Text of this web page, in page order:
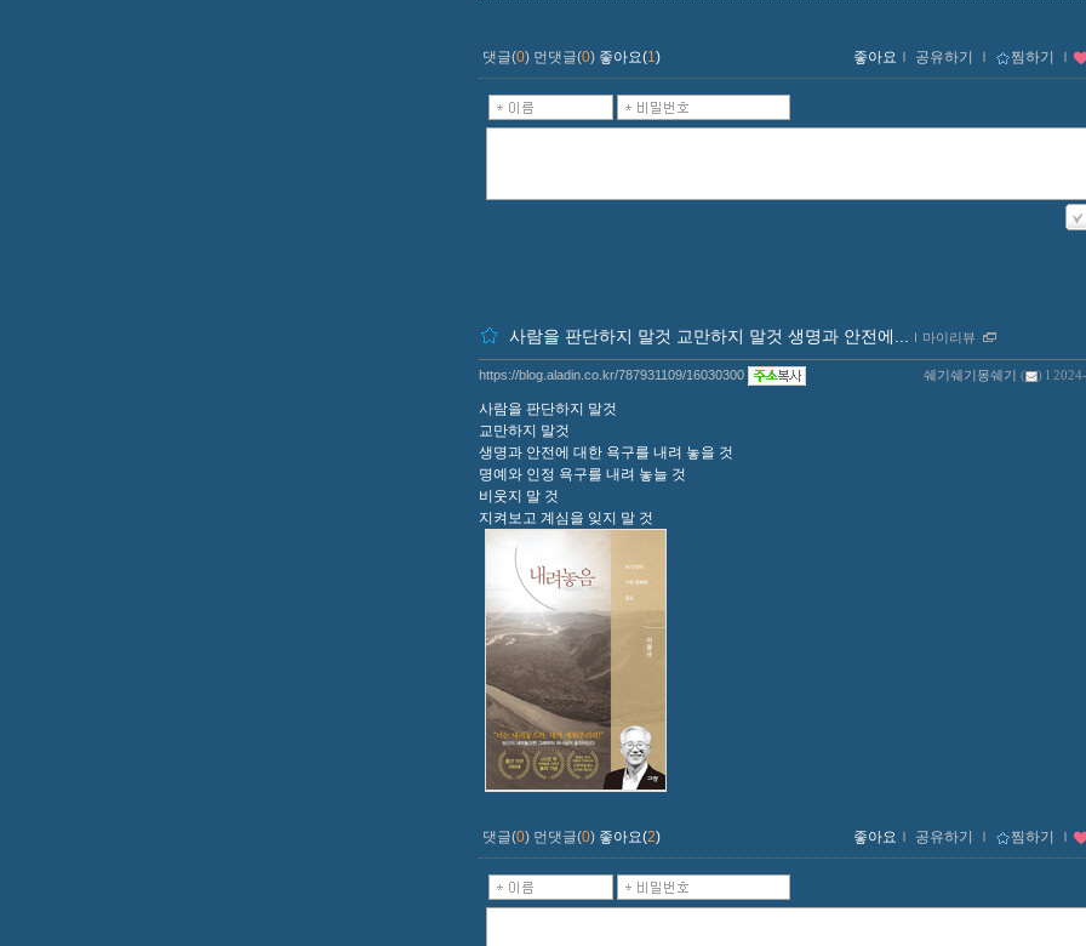
댓글(0) 먼댓글(0) 좋아요(1) 좋아요 ｌ 공유하기 ｌ 찜하기 ｌ
사람을 판단하지 말것 교만하지 말것 생명과 안전에... ｌ 마이리뷰
쉐기쉐기몽쉐기 ( ) l
https://blog.aladin.co.kr/787931109/16030300
사람을 판단하지 말것
교만하지 말것
생명과 안전에 대한 욕구를 내려 놓을 것
명예와 인정 욕구를 내려 놓늘 것
비웃지 말 것
지켜보고 계심을 잊지 말 것
댓글(0) 먼댓글(0) 좋아요(2) 좋아요 ｌ 공유하기 ｌ 찜하기 ｌ